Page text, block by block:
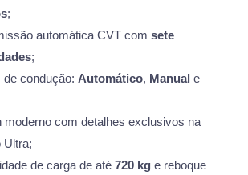
;
automática CVT com sete
;
de condução: Automático, Manual e
moderno com detalhes exclusivos na
Ultra;
de carga de até 720 kg e reboque